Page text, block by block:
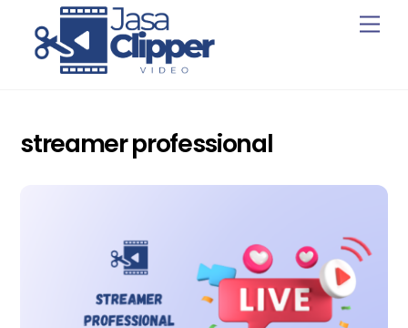
content
streamer professional